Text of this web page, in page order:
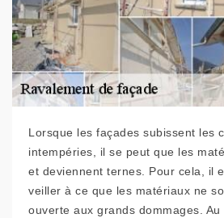
Lorsque les façades subissent les
intempéries, il se peut que les
et deviennent ternes. Pour cela, il
veiller à ce que les matériaux ne
ouverte aux grands dommages.